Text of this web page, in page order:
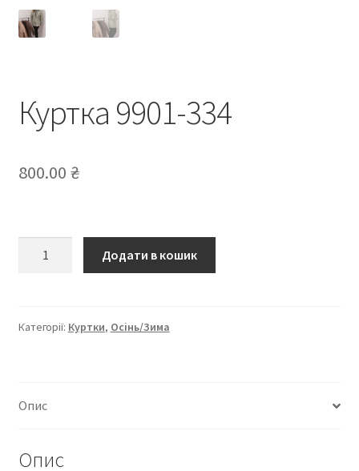
Куртка 9901-334
800.00 ₴
Додати в кошик
Категорії: Куртки, Осінь/Зима
Опис
Опис